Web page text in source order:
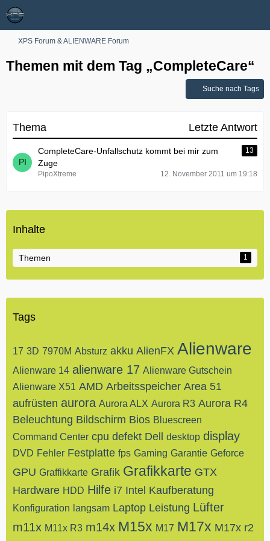
XPS Forum & ALIENWARE Forum
Themen mit dem Tag „CompleteCare“
Suche nach Tags
Thema Letzte Antwort
CompleteCare-Unfallschutz kommt bei mir zum
Zuge
13
PipoXtreme 12. November 2011 um 19:18
Inhalte
Themen 1
Tags
17 3D 7970M Absturz akku AlienFX Alienware
Alienware 14 alienware 17 Alienware Gutschein
Alienware X51 AMD Arbeitsspeicher Area 51
aufrüsten aurora Aurora ALX Aurora R3 Aurora R4
Beleuchtung Bildschirm Bios Bluescreen
Command Center cpu defekt Dell desktop display
DVD Fehler Festplatte fps Gaming Garantie Geforce
GPU Graffikkarte Grafik Grafikkarte GTX
Hardware HDD Hilfe i7 Intel Kaufberatung
Konfiguration langsam Laptop Leistung Lüfter
m11x M11x R3 m14x M15x M17 M17x M17x r2